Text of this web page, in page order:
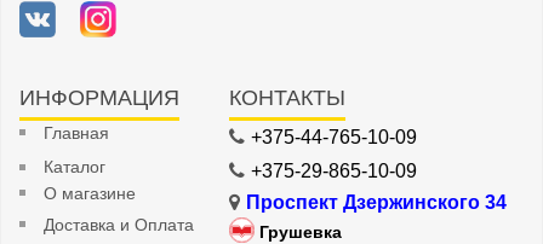
ИНФОРМАЦИЯ
Главная
Каталог
О магазине
Доставка и Оплата
КОНТАКТЫ
+375-44-765-10-09
+375-29-865-10-09
Проспект Дзержинского 34
Грушевка